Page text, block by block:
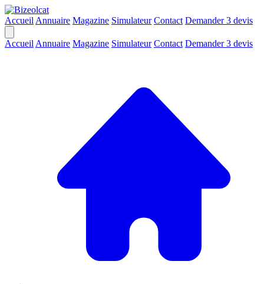
Accueil Annuaire Magazine Simulateur Contact Demander 3 devis
Accueil Annuaire Magazine Simulateur Contact Demander 3 devis